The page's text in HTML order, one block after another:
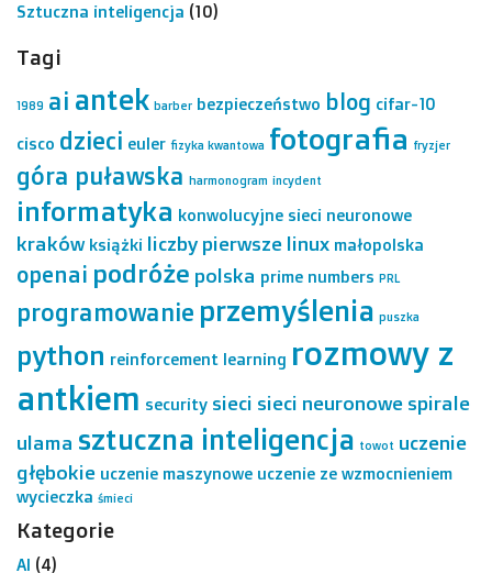
Sztuczna inteligencja (10)
Tagi
1989 ai antek barber bezpieczeństwo blog cifar-10
cisco dzieci euler fizyka kwantowa fotografia fryzjer
góra puławska harmonogram incydent
informatyka konwolucyjne sieci neuronowe
kraków książki liczby pierwsze linux małopolska
openai podróże polska prime numbers PRL
programowanie przemyślenia puszka
python reinforcement learning rozmowy z
antkiem security sieci sieci neuronowe spirale
ulama sztuczna inteligencja towot uczenie
głębokie uczenie maszynowe uczenie ze wzmocnieniem
wycieczka śmieci
Kategorie
AI (4)